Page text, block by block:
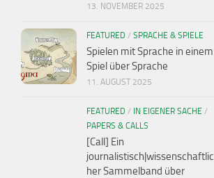
13. NOVEMBER 2025
FEATURED / SPRACHE & SPIELE
Spielen mit Sprache in einem
Spiel über Sprache
11. AUGUST 2025
FEATURED / IN EIGENER SACHE /
PAPERS & CALLS
[Call] Ein
journalistisch|wissenschaftlic
her Sammelband über